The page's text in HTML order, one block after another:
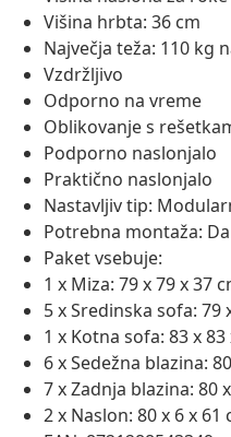
Višina hrbta: 36 cm
Največja teža: 110 kg
Vzdržljivo
Odporno na vreme
Oblikovanje s
Podporno naslonjalo
Praktično naslonjalo
Nastavljiv tip:
Potrebna montaža: Da
Paket vsebuje:
1 x Miza: 79 x 79 x 37
5 x Sredinska sofa: 79
1 x Kotna sofa: 83 x 83
6 x Sedežna blazina:
7 x Zadnja blazina: 80
2 x Naslon: 80 x 6 x 61